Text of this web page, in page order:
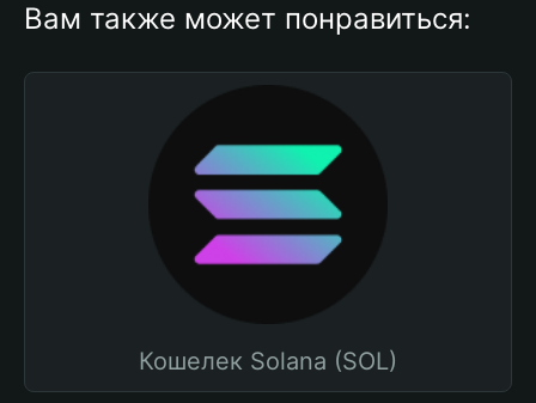
Вам также может понравиться:
Кошелек Solana (SOL)